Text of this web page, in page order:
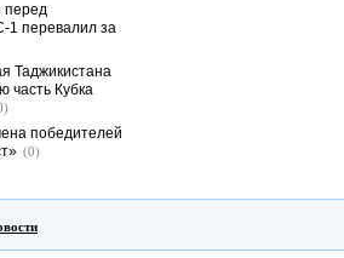
перед
1 перевалил за
Таджикистана
часть Кубка
победителей
(0)